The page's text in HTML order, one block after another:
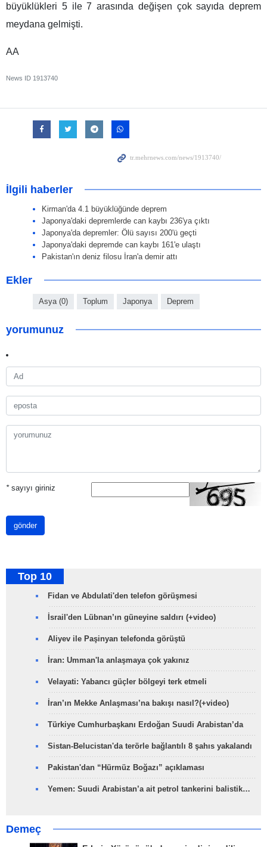
büyüklükleri 5 ile 7 arasında değişen çok sayıda deprem
meydana gelmişti.
AA
News ID 1913740
İlgili haberler
Kirman'da 4.1 büyüklüğünde deprem
Japonya'daki depremlerde can kaybı 236'ya çıktı
Japonya'da depremler: Ölü sayısı 200'ü geçti
Japonya'daki depremde can kaybı 161'e ulaştı
Pakistan'ın deniz filosu İran'a demir attı
Ekler
Asya (0) Toplum Japonya Deprem
yorumunuz
*sayıyı giriniz
gönder
Top 10
Fidan ve Abdulati'den telefon görüşmesi
İsrail'den Lübnan’ın güneyine saldırı (+video)
Aliyev ile Paşinyan telefonda görüştü
İran: Umman'la anlaşmaya çok yakınız
Velayati: Yabancı güçler bölgeyi terk etmeli
İran’ın Mekke Anlaşması’na bakışı nasıl?(+video)
Türkiye Cumhurbaşkanı Erdoğan Suudi Arabistan’da
Sistan-Belucistan'da terörle bağlantılı 8 şahıs yakalandı
Pakistan'dan “Hürmüz Boğazı” açıklaması
Yemen: Suudi Arabistan’a ait petrol tankerini balistik…
Demeç